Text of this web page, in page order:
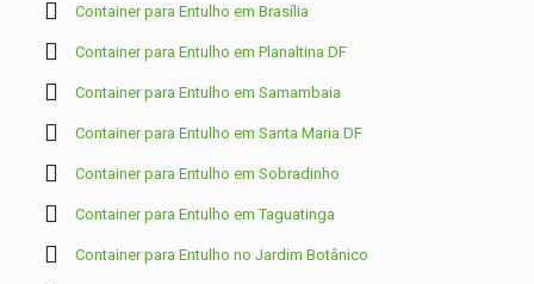
Container para Entulho em Brasília
Container para Entulho em Planaltina DF
Container para Entulho em Samambaia
Container para Entulho em Santa Maria DF
Container para Entulho em Sobradinho
Container para Entulho em Taguatinga
Container para Entulho no Jardim Botânico